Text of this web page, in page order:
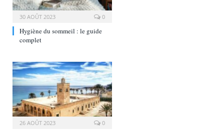
30 AOÛT 2023 0
Hygiène du sommeil : le guide
complet
26 AOÛT 2023 0